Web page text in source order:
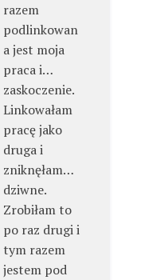
razem
podlinkowan
a jest moja
praca i…
zaskoczenie.
Linkowałam
pracę jako
druga i
zniknęłam…
dziwne.
Zrobiłam to
po raz drugi i
tym razem
jestem pod